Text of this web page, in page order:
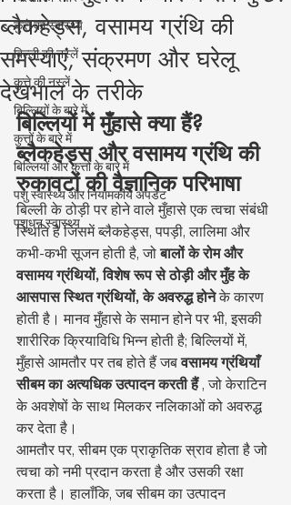
कुत्ते का स्वास्थ्य
बिल्ली की नस्लें
कुत्ते की नस्लें
बिल्लियों के बारे में
कुत्तों के बारे में
बिल्लियों और कुत्तों के बारे में
पशु स्वास्थ्य और नियामकीय अपडेट
पशुधन स्वास्थ्य
ब्लैकहेड्स, वसामय ग्रंथि की
समस्याएं, संक्रमण और घरेलू
देखभाल के तरीके
बिल्लियों में मुँहासे क्या हैं?
ब्लैकहेड्स और वसामय ग्रंथि की
रुकावटों की वैज्ञानिक परिभाषा
बिल्ली के ठोड़ी पर होने वाले मुँहासे एक त्वचा संबंधी
स्थिति है जिसमें ब्लैकहेड्स, पपड़ी, लालिमा और
कभी-कभी सूजन होती है, जो बालों के रोम और
वसामय ग्रंथियों, विशेष रूप से ठोड़ी और मुँह के
आसपास स्थित ग्रंथियों, के अवरुद्ध होने के कारण
होती है। मानव मुँहासे के समान होने पर भी, इसकी
शारीरिक क्रियाविधि भिन्न होती है; बिल्लियों में,
मुँहासे आमतौर पर तब होते हैं जब वसामय ग्रंथियाँ
सीबम का अत्यधिक उत्पादन करती हैं , जो केराटिन
के अवशेषों के साथ मिलकर नलिकाओं को अवरुद्ध
कर देता है।
आमतौर पर, सीबम एक प्राकृतिक स्राव होता है जो
त्वचा को नमी प्रदान करता है और उसकी रक्षा
करता है। हालाँकि, जब सीबम का उत्पादन